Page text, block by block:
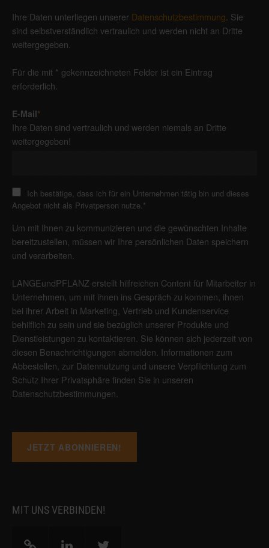
Ihre Daten unterliegen unserer Datenschutzbestimmung . Sie
sind selbstverständlich vertraulich und werden nicht an Dritte
weitergegeben.
Für die mit * gekennzeichneten Felder ist ein Eintrag
erforderlich.
E-Mail*
Ihre Daten sind vertraulich und werden niemals an Dritte
weitergegeben!
Ich bestätige, dass ich für ein Unternehmen tätig bin und dieses
Angebot nicht als Privatperson nutze. *
Um mit Ihnen zu kommunizieren und die gewünschten Inhalte
bereitzustellen, müssen wir Ihre persönlichen Daten speichern
und verarbeiten.
LANGEundPFLANZ erstellt hilfreichen Content für Mitarbeiter in
Unternehmen, um mit ihnen ins Gespräch zu kommen, ihnen
bei ihrer Arbeit in Marketing, Vertrieb und Kundenservice
behilflich zu sein und sie bezüglich unserer Produkte und
Dienstleistungen zu kontaktieren. Sie können sich jederzeit von
diesen Benachrichtigungen abmelden. Informationen zum
Abbestellen, zur Datennutzung und unsere Verpflichtung zum
Schutz Ihrer Privatsphäre finden Sie in unseren
Datenschutzbestimmungen
MIT UNS VERBINDEN!